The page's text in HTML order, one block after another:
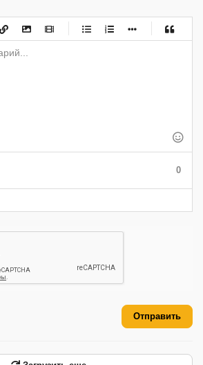
-
-
0
Отправить